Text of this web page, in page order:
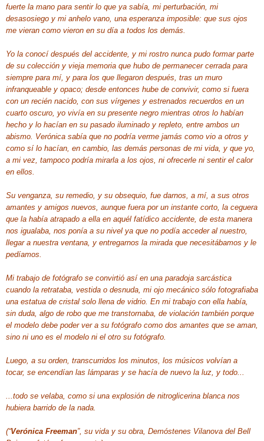
fuerte la mano para sentir lo que ya sabía, mi perturbación, mi
desasosiego y mi anhelo vano, una esperanza imposible: que sus ojos
me vieran como vieron en su día a todos los demás.
Yo la conocí después del accidente, y mi rostro nunca pudo formar parte
de su colección y vieja memoria que hubo de permanecer cerrada para
siempre para mí, y para los que llegaron después, tras un muro
infranqueable y opaco; desde entonces hube de convivir, como si fuera
con un recién nacido, con sus vírgenes y estrenados recuerdos en un
cuarto oscuro, yo vivía en su presente negro mientras otros lo habían
hecho y lo hacían en su pasado iluminado y repleto, entre ambos un
abismo. Verónica sabía que no podría verme jamás como vio a otros y
como sí lo hacían, en cambio, las demás personas de mi vida, y que yo,
a mi vez, tampoco podría mirarla a los ojos, ni ofrecerle ni sentir el calor
en ellos.
Su venganza, su remedio, y su obsequio, fue darnos, a mí, a sus otros
amantes y amigos nuevos, aunque fuera por un instante corto, la ceguera
que la había atrapado a ella en aquél fatídico accidente, de esta manera
nos igualaba, nos ponía a su nivel ya que no podía acceder al nuestro,
llegar a nuestra ventana, y entregarnos la mirada que necesitábamos y le
pedíamos.
Mi trabajo de fotógrafo se convirtió así en una paradoja sarcástica
cuando la retrataba, vestida o desnuda, mi ojo mecánico sólo fotografiaba
una estatua de cristal solo llena de vidrio. En mi trabajo con ella había,
sin duda, algo de robo que me transtornaba, de violación también porque
el modelo debe poder ver a su fotógrafo como dos amantes que se aman,
sino ni uno es el modelo ni el otro su fotógrafo.
Luego, a su orden, transcurridos los minutos, los músicos volvían a
tocar, se encendían las lámparas y se hacía de nuevo la luz, y todo...
...todo se velaba, como si una explosión de nitroglicerina blanca nos
hubiera barrido de la nada.
(“Verónica Freeman”, su vida y su obra, Demóstenes Vilanova del Bell